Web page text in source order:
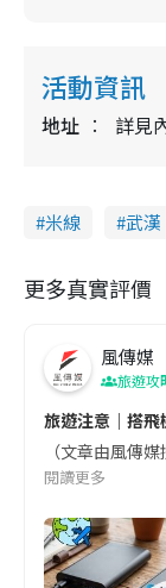
活動資訊
地址 詳見
米線 武漢
更多真實評價
風傳媒
旅遊攻
旅遊注意｜搭
（文章由風傳
閱讀更多